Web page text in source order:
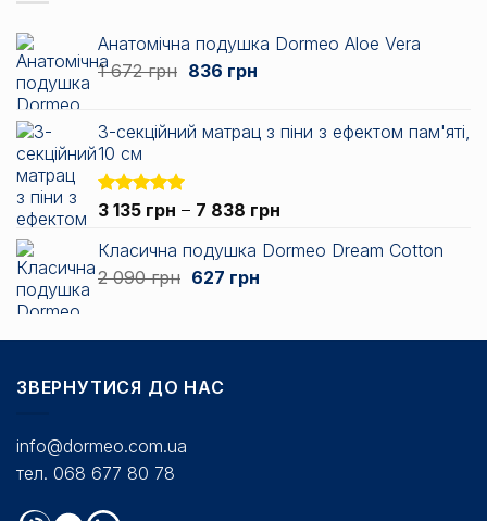
6
Анатомічна подушка Dormeo Aloe Vera
1 672грн Оригінальна
672 грн.
836 грнПоточна
3-секційний матрац з піни з ефектом пам'яті,
10 см
Оцінено в
з 5
3 135 грн – 7 838 грн
від
7
Класична подушка Dormeo Dream Cotton
2 090грн Оригінальна
090 грн.
627 грнПоточна
ЗВЕРНУТИСЯ ДО НАС
info@dormeo.com.ua
тел. 068 677 80 78